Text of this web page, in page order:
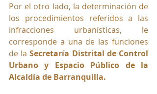
Por el otro lado, la determinación de
los procedimientos referidos a las
infracciones urbanísticas, le
corresponde a una de las funciones
de la Secretaría Distrital de Control
Urbano y Espacio Público de la
Alcaldía de Barranquilla.